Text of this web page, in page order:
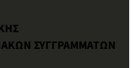
ΣΥΓΓΡΑΜΜΑΤΩΝ